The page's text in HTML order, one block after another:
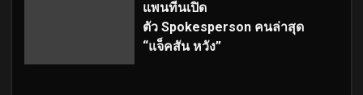
แพนทีนเปิด
ตัว Spokesperson คนล่าสุด
“แจ็คสัน หวัง”